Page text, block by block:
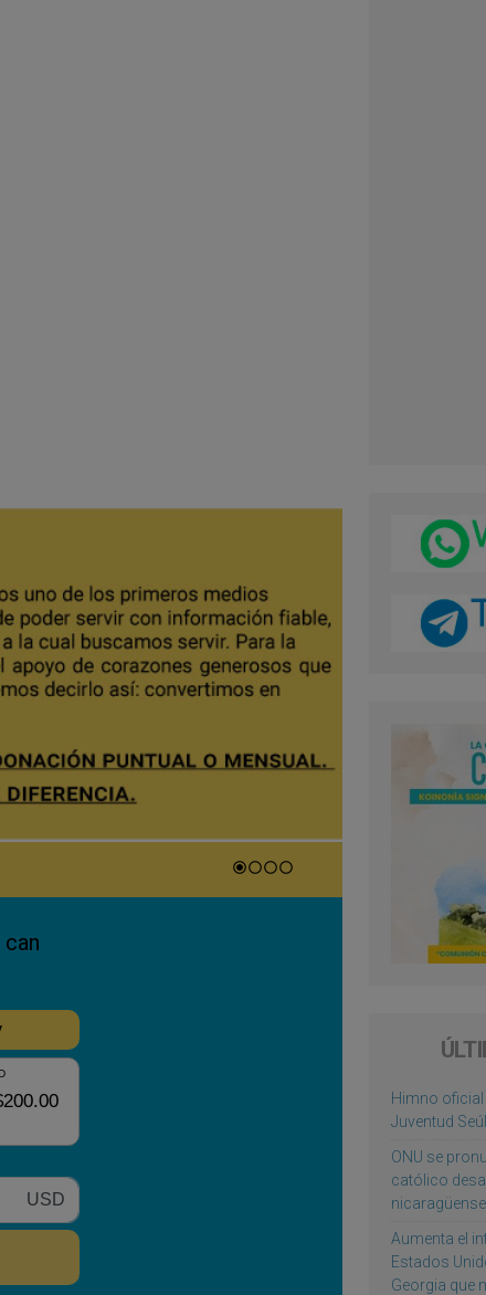
Himno oficial
Juventud
ONU se
católico
nicaragüense
Aumenta el
Estados
Georgia que